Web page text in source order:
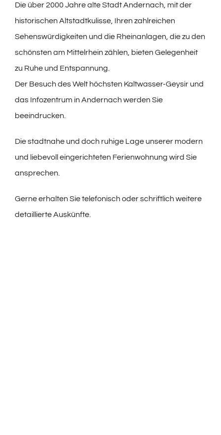
Die über 2000 Jahre alte Stadt Andernach, mit der
historischen Altstadtkulisse, Ihren zahlreichen
Sehenswürdigkeiten und die Rheinanlagen, die zu den
schönsten am Mittelrhein zählen, bieten Gelegenheit
zu Ruhe und Entspannung.
Der Besuch des Welt höchsten Kaltwasser-Geysir und
das Infozentrum in Andernach werden Sie
beeindrucken.
Die stadtnahe und doch ruhige Lage unserer modern
und liebevoll eingerichteten Ferienwohnung wird Sie
ansprechen.
Gerne erhalten Sie telefonisch oder schriftlich weitere
detaillierte Auskünfte.